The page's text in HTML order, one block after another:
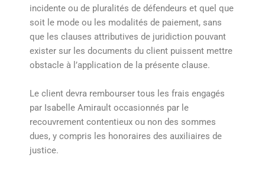
incidente ou de pluralités de défendeurs et quel que
soit le mode ou les modalités de paiement, sans
que les clauses attributives de juridiction pouvant
exister sur les documents du client puissent mettre
obstacle à l’application de la présente clause.
Le client devra rembourser tous les frais engagés
par Isabelle Amirault occasionnés par le
recouvrement contentieux ou non des sommes
dues, y compris les honoraires des auxiliaires de
justice.